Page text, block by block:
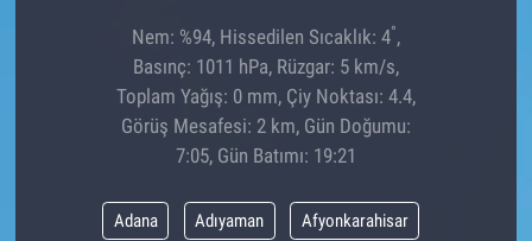
Nem: %94, Hissedilen Sıcaklık: 4°,
Basınç: 1011 hPa, Rüzgar: 5 km/s,
Toplam Yağış: 0 mm, Çiy Noktası: 4.4,
Görüş Mesafesi: 2 km, Gün Doğumu:
7:05, Gün Batımı: 19:21
Adana Adıyaman Afyonkarahisar